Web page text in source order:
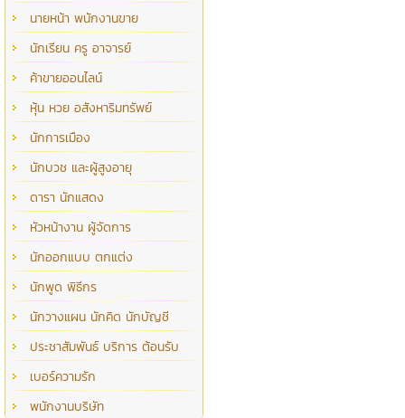
นายหน้า พนักงานขาย
นักเรียน ครู อาจารย์
ค้าขายออนไลน์
หุ้น หวย อสังหาริมทรัพย์
นักการเมือง
นักบวช และผู้สูงอายุ
ดารา นักแสดง
หัวหน้างาน ผู้จัดการ
นักออกแบบ ตกแต่ง
นักพูด พิธีกร
นักวางแผน นักคิด นักบัญชี
ประชาสัมพันธ์ บริการ ต้อนรับ
เบอร์ความรัก
พนักงานบริษัท